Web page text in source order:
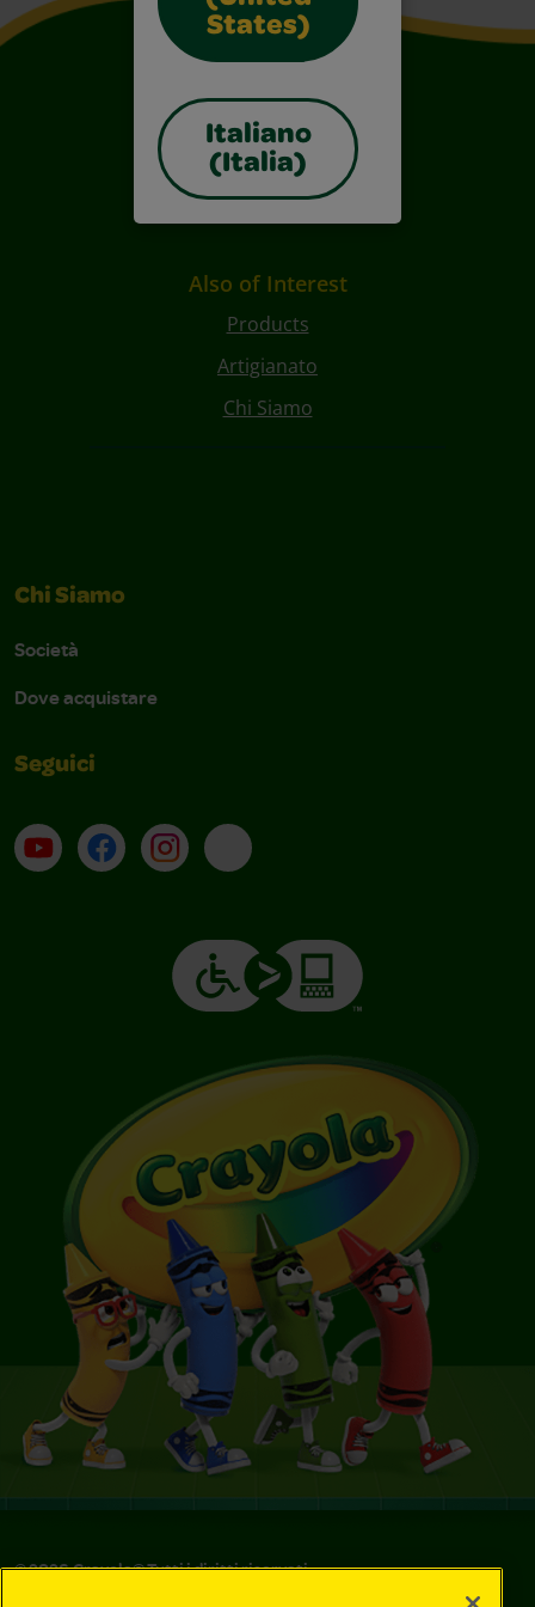
States)
Italiano
(Italia)
Also of Interest
Products
Artigianato
Chi Siamo
Chi Siamo
Società
Dove acquistare
Seguici
Su YouTube
ContattiProfilo Instagram
Email
©2026Crayola® Tutti i diritti riservati.